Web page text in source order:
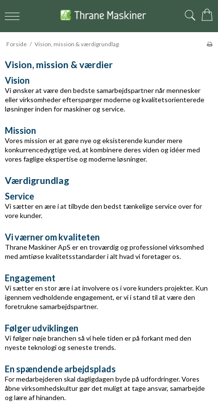
Forside / Vision, mission & værdigrundlag
Vision, mission & værdier
Vision
Vi ønsker at være den bedste samarbejdspartner når mennesker
eller virksomheder efterspørger moderne og kvalitetsorienterede
løsninger inden for maskiner og service.
Mission
Vores mission er at gøre nye og eksisterende kunder mere
konkurrencedygtige ved, at kombinere deres viden og idéer med
vores faglige ekspertise og moderne løsninger.
Værdigrundlag
Service
Vi sætter en ære i at tilbyde den bedst tænkelige service over for
vore kunder.
Vi værner om kvaliteten
Thrane Maskiner ApS er en troværdig og professionel virksomhed
med amtiøse kvalitetsstandarder i alt hvad vi foretager os.
Engagement
Vi sætter en stor ære i at involvere os i vore kunders projekter. Kun
igennem vedholdende engagement, er vi i stand til at være den
foretrukne samarbejdspartner.
Følger udviklingen
Vi følger nøje branchen så vi hele tiden er på forkant med den
nyeste teknologi og seneste trends.
En spændende arbejdsplads
For medarbejderen skal dagligdagen byde på udfordringer. Vores
åbne virksomhedskultur gør det muligt at tage ansvar, samarbejde
og lære af hinanden.